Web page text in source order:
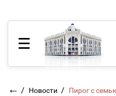
← / Новости /
Пирог с